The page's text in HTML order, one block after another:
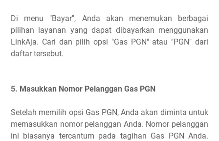
Di menu "Bayar", Anda akan menemukan berbagai
pilihan layanan yang dapat dibayarkan menggunakan
LinkAja. Cari dan pilih opsi "Gas PGN" atau "PGN" dari
daftar tersebut.
5. Masukkan Nomor Pelanggan Gas PGN
Setelah memilih opsi Gas PGN, Anda akan diminta untuk
memasukkan nomor pelanggan Anda. Nomor pelanggan
ini biasanya tercantum pada tagihan Gas PGN Anda.